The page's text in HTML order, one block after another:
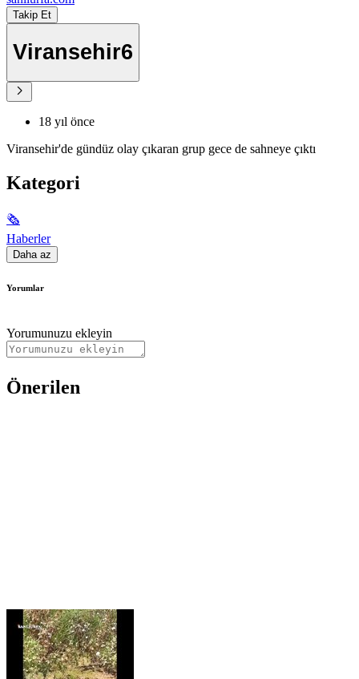
Takip Et
Viransehir6
18 yıl önce
Viransehir'de gündüz olay çıkaran grup gece de sahneye çıktı
Kategori
🗞
Haberler
Daha az
Yorumlar
Yorumunuzu ekleyin
Önerilen